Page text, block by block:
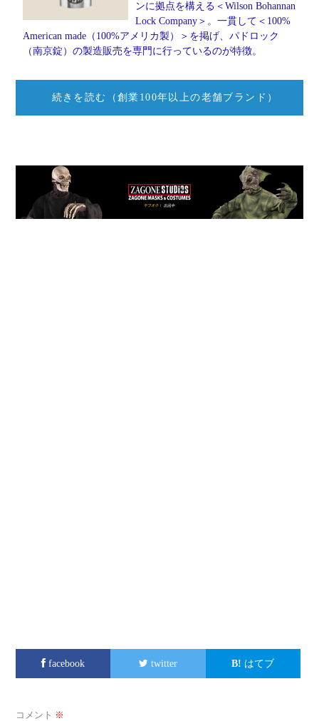
ンに拠点を構える＜Wilson Bohannan
Lock Company＞。一貫して＜100%
American made（100%アメリカ製）＞を掲げ、パドロック
（南京錠）の製造販売を専門に行っているのが特徴。
続きを読む（創業100年以上の老舗ブランド）
facebook twitter はてブ
コメント ※